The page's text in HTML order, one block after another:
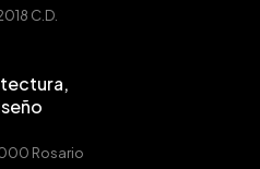
C.D.
Rosario